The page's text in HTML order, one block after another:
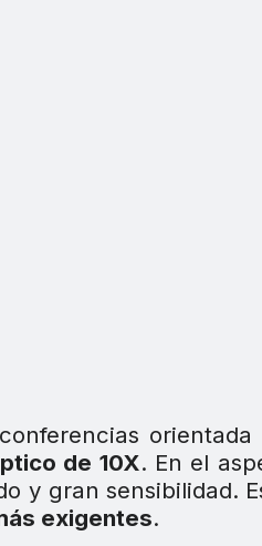
de 10X. En el
y gran sensibilidad.
exigentes.